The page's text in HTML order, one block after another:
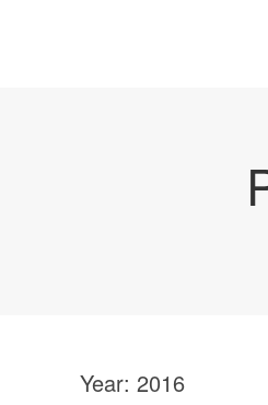
Year: 2016